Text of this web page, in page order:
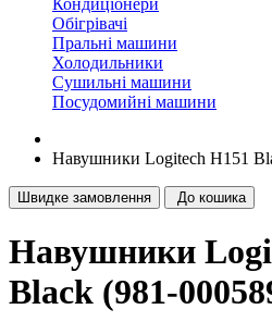
Кондиціонери
Обігрівачі
Пральні машини
Холодильники
Сушильні машини
Посудомийні машини
Навушники Logitech H151
Швидке замовлення До кошика
Навушники
Black (981-